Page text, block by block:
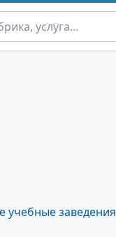
учебные заведения